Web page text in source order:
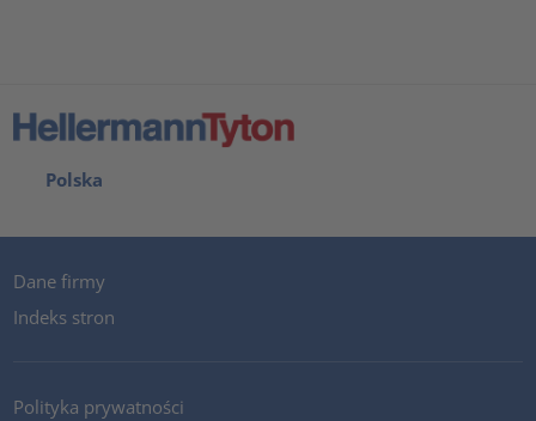
Polska
Dane firmy
Indeks stron
Polityka prywatności